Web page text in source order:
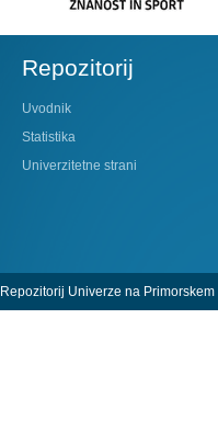
Repozitorij
Uvodnik
Statistika
Univerzitetne strani
Repozitorij Univerze na Primorskem |